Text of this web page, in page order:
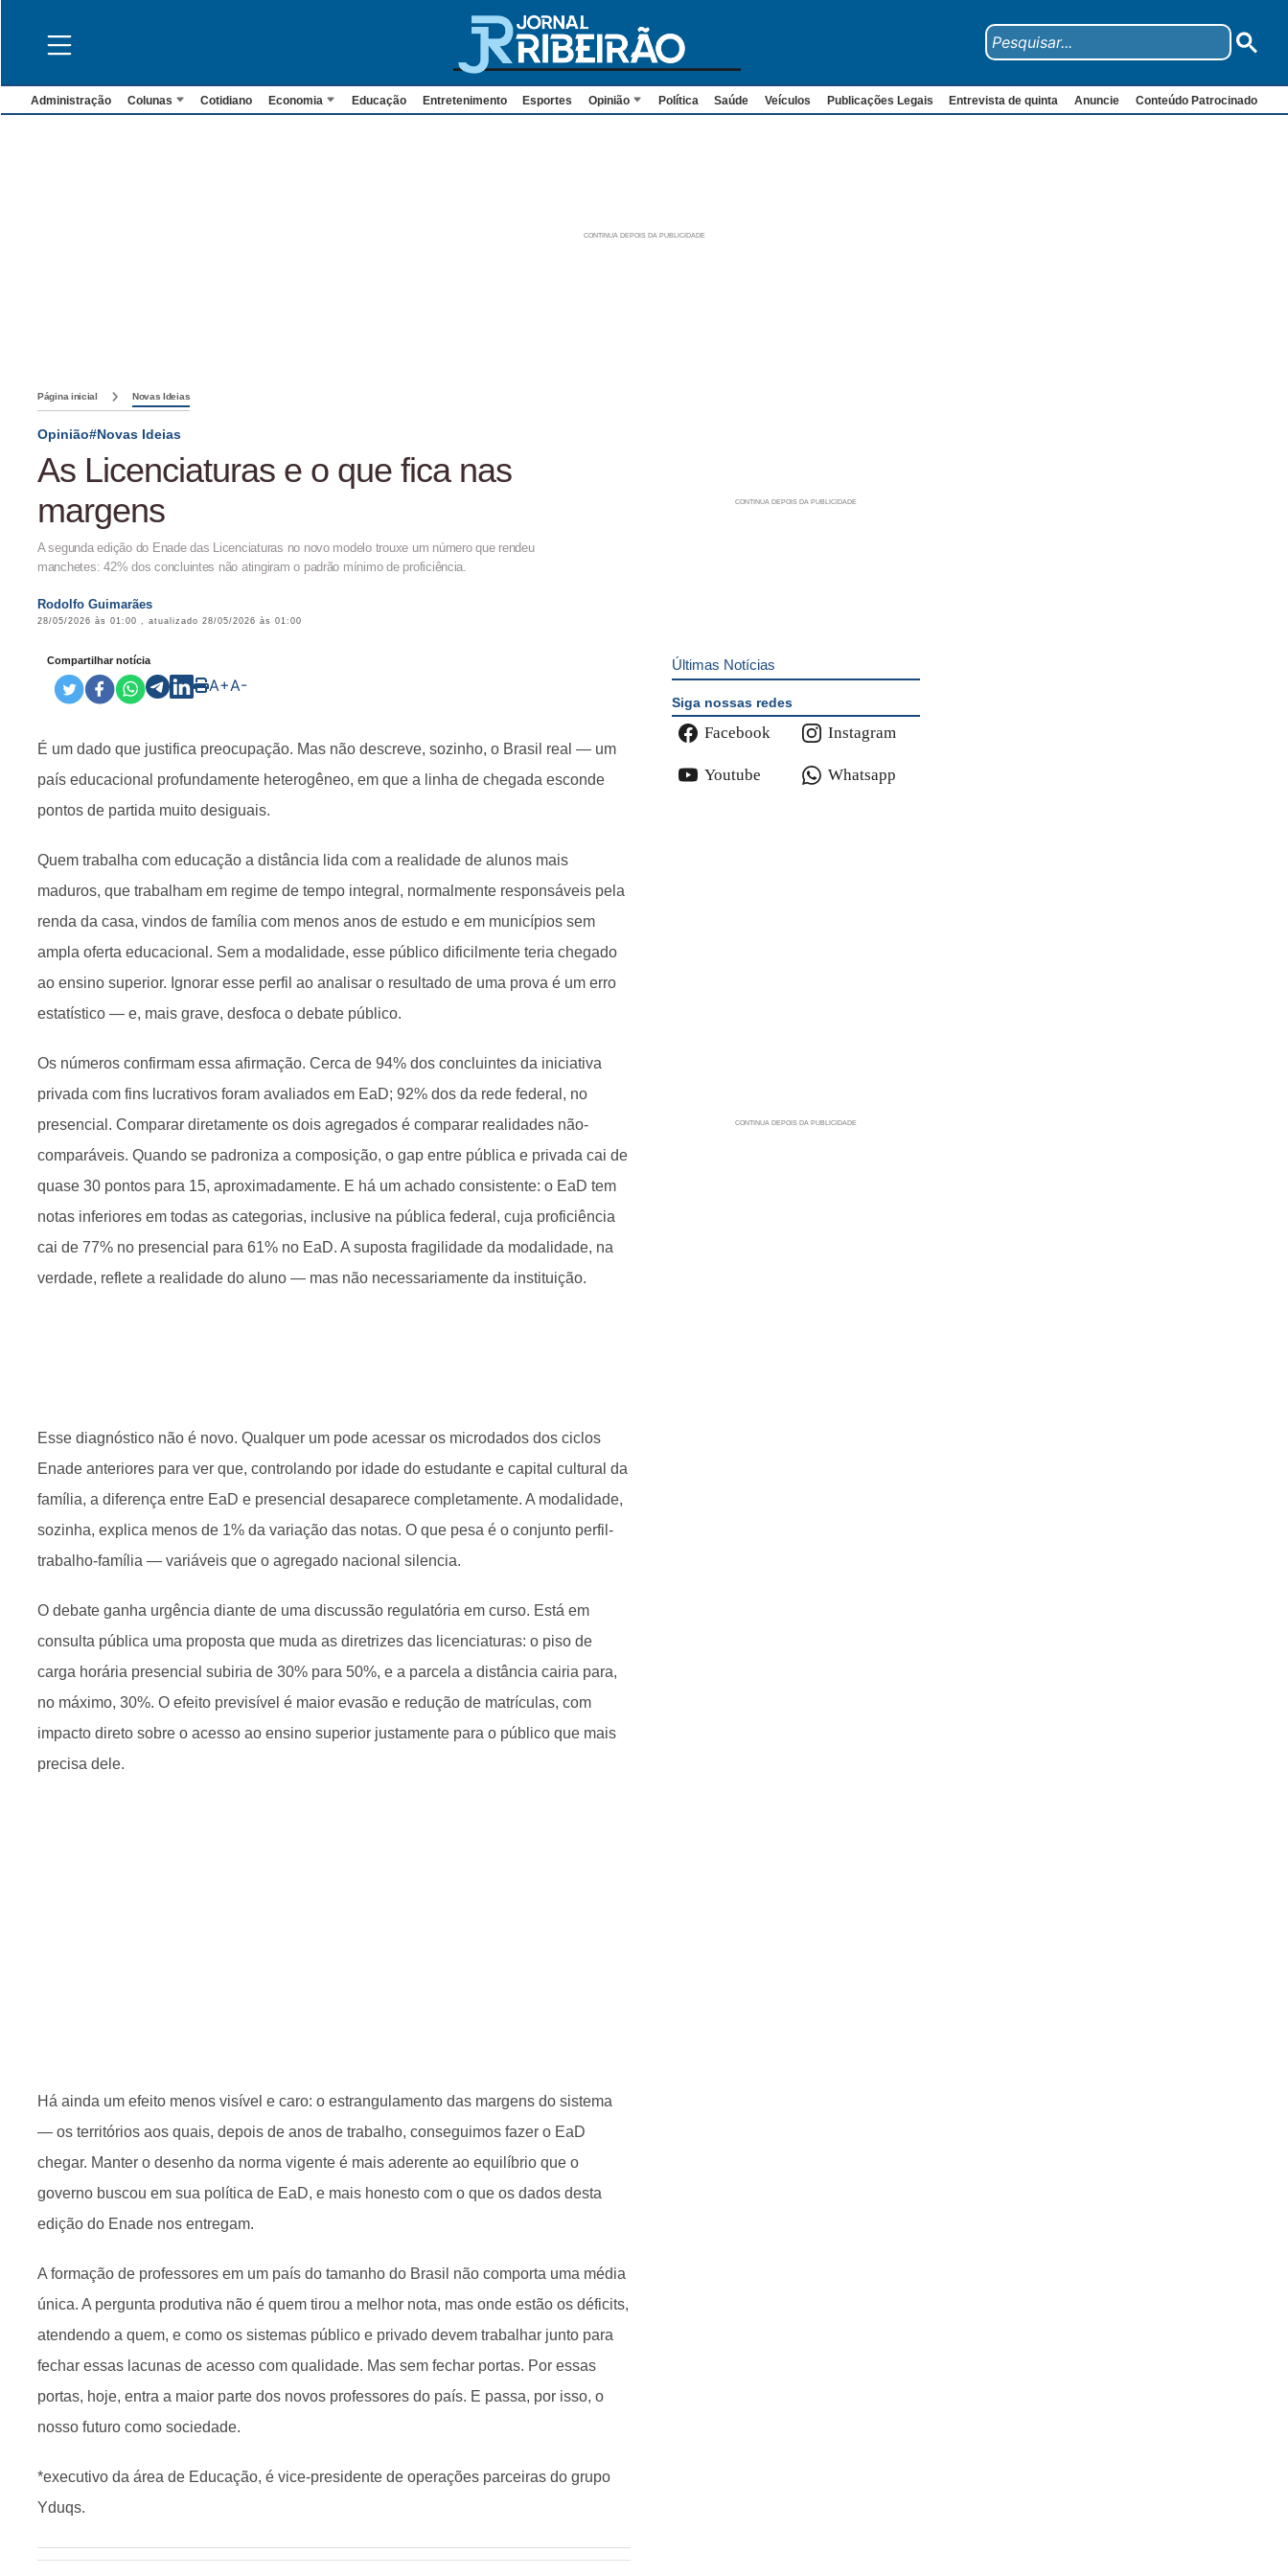
Administração Colunas Cotidiano Economia Educação Entretenimento Esportes Opinião Política Saúde Veículos Publicações Legais Entrevista de quinta Anuncie Conteúdo Patrocinado
Página inicial Novas Ideias
Opinião#Novas Ideias
As Licenciaturas e o que fica nas
margens
A segunda edição do Enade das Licenciaturas no novo modelo trouxe um número que rendeu
manchetes: 42% dos concluintes não atingiram o padrão mínimo de proficiência.
Rodolfo Guimarães
28/05/2026 às 01:00 , atualizado 28/05/2026 às 01:00
Compartilhar notícia
A+A-
É um dado que justifica preocupação. Mas não descreve, sozinho, o Brasil real — um
país educacional profundamente heterogêneo, em que a linha de chegada esconde
pontos de partida muito desiguais.
Quem trabalha com educação a distância lida com a realidade de alunos mais
maduros, que trabalham em regime de tempo integral, normalmente responsáveis pela
renda da casa, vindos de família com menos anos de estudo e em municípios sem
ampla oferta educacional. Sem a modalidade, esse público dificilmente teria chegado
ao ensino superior. Ignorar esse perfil ao analisar o resultado de uma prova é um erro
estatístico — e, mais grave, desfoca o debate público.
Os números confirmam essa afirmação. Cerca de 94% dos concluintes da iniciativa
privada com fins lucrativos foram avaliados em EaD; 92% dos da rede federal, no
presencial. Comparar diretamente os dois agregados é comparar realidades não-
comparáveis. Quando se padroniza a composição, o gap entre pública e privada cai de
quase 30 pontos para 15, aproximadamente. E há um achado consistente: o EaD tem
notas inferiores em todas as categorias, inclusive na pública federal, cuja proficiência
cai de 77% no presencial para 61% no EaD. A suposta fragilidade da modalidade, na
verdade, reflete a realidade do aluno — mas não necessariamente da instituição.
Esse diagnóstico não é novo. Qualquer um pode acessar os microdados dos ciclos
Enade anteriores para ver que, controlando por idade do estudante e capital cultural da
família, a diferença entre EaD e presencial desaparece completamente. A modalidade,
sozinha, explica menos de 1% da variação das notas. O que pesa é o conjunto perfil-
trabalho-família — variáveis que o agregado nacional silencia.
O debate ganha urgência diante de uma discussão regulatória em curso. Está em
consulta pública uma proposta que muda as diretrizes das licenciaturas: o piso de
carga horária presencial subiria de 30% para 50%, e a parcela a distância cairia para,
no máximo, 30%. O efeito previsível é maior evasão e redução de matrículas, com
impacto direto sobre o acesso ao ensino superior justamente para o público que mais
precisa dele.
Há ainda um efeito menos visível e caro: o estrangulamento das margens do sistema
— os territórios aos quais, depois de anos de trabalho, conseguimos fazer o EaD
chegar. Manter o desenho da norma vigente é mais aderente ao equilíbrio que o
governo buscou em sua política de EaD, e mais honesto com o que os dados desta
edição do Enade nos entregam.
A formação de professores em um país do tamanho do Brasil não comporta uma média
única. A pergunta produtiva não é quem tirou a melhor nota, mas onde estão os déficits,
atendendo a quem, e como os sistemas público e privado devem trabalhar junto para
fechar essas lacunas de acesso com qualidade. Mas sem fechar portas. Por essas
portas, hoje, entra a maior parte dos novos professores do país. E passa, por isso, o
nosso futuro como sociedade.
*executivo da área de Educação, é vice-presidente de operações parceiras do grupo
Yduqs.
Últimas Notícias
Siga nossas redes
Facebook Instagram
Youtube Whatsapp